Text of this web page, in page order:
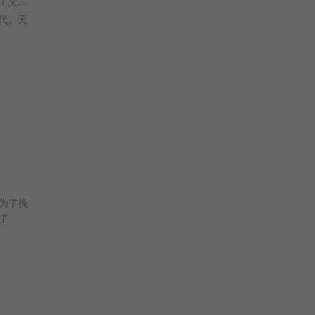
。天
了挽